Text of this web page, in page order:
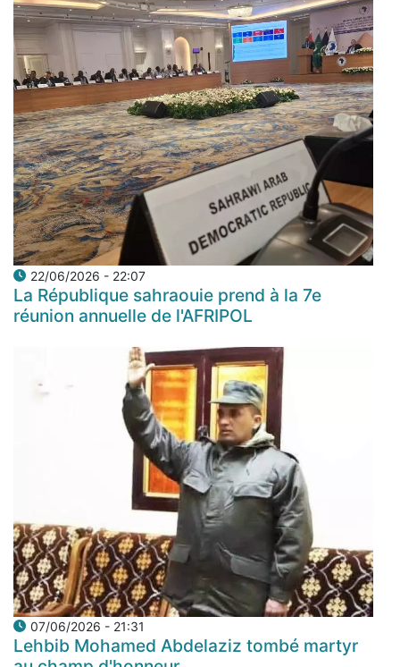
22/06/2026 - 22:07
La République sahraouie prend à la 7e
réunion annuelle de l'AFRIPOL
07/06/2026 - 21:31
Lehbib Mohamed Abdelaziz tombé martyr